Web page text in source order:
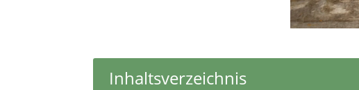
Inhaltsverzeichnis